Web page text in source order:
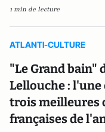
1 min de lecture
ATLANTI-CULTURE
"Le Grand bain"
Lellouche : l'une
trois meilleures
françaises de